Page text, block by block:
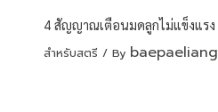
4 สัญญาณเตือนมดลูกไม่แข็งแรง
สำหรับสตรี / By baepaeliang